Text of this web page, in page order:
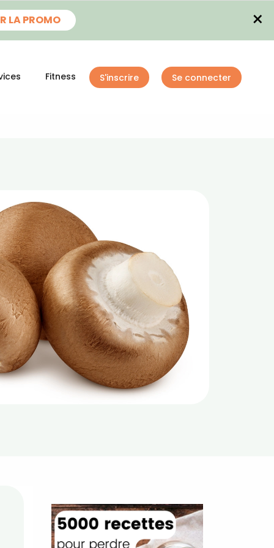
LA PROMO ×
Fitness S'inscrire Se connecter